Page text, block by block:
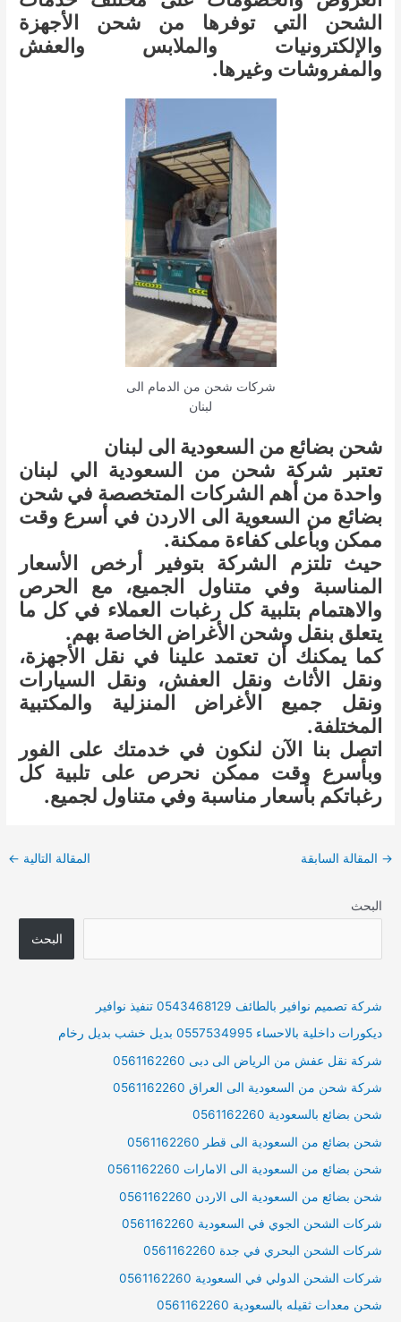
الشحن التي توفرها من شحن الأجهزة
والإلكترونيات والملابس والعفش
والمفروشات وغيرها.
شركات شحن من الدمام الى
لبنان
شحن بضائع من السعودية الى لبنان
تعتبر شركة شحن من السعودية الي لبنان
واحدة من أهم الشركات المتخصصة في شحن
بضائع من السعوية الى الاردن في أسرع وقت
ممكن وبأعلى كفاءة ممكنة.
حيث تلتزم الشركة بتوفير أرخص الأسعار
المناسبة وفي متناول الجميع، مع الحرص
والاهتمام بتلبية كل رغبات العملاء في كل ما
يتعلق بنقل وشحن الأغراض الخاصة بهم.
كما يمكنك أن تعتمد علينا في نقل الأجهزة،
ونقل الأثاث ونقل العفش، ونقل السيارات
ونقل جميع الأغراض المنزلية والمكتبية
المختلفة.
اتصل بنا الآن لنكون في خدمتك على الفور
وبأسرع وقت ممكن نحرص على تلبية كل
رغباتكم بأسعار مناسبة وفي متناول لجميع.
Post
→ المقالة السابقة المقالة التالية ←
البحث
البحث
شركة تصميم نوافير بالطائف 0543468129 تنفيذ نوافير
ديكورات داخلية بالاحساء 0557534995 بديل خشب بديل رخام
شركة نقل عفش من الرياض الى دبى 0561162260
شركة شحن من السعودية الى العراق 0561162260
شحن بضائع بالسعودية 0561162260
شحن بضائع من السعودية الى قطر 0561162260
شحن بضائع من السعودية الى الامارات 0561162260
شحن بضائع من السعودية الى الاردن 0561162260
شركات الشحن الجوي في السعودية 0561162260
شركات الشحن البحري في جدة 0561162260
شركات الشحن الدولي في السعودية 0561162260
شحن معدات ثقيله بالسعودية 0561162260